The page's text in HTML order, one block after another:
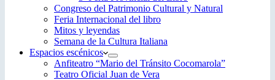
Congreso del Patrimonio Cultural y Natural
Feria Internacional del libro
Mitos y leyendas
Semana de la Cultura Italiana
Espacios escénicos
Anfiteatro “Mario del Tránsito Cocomarola”
Teatro Oficial Juan de Vera